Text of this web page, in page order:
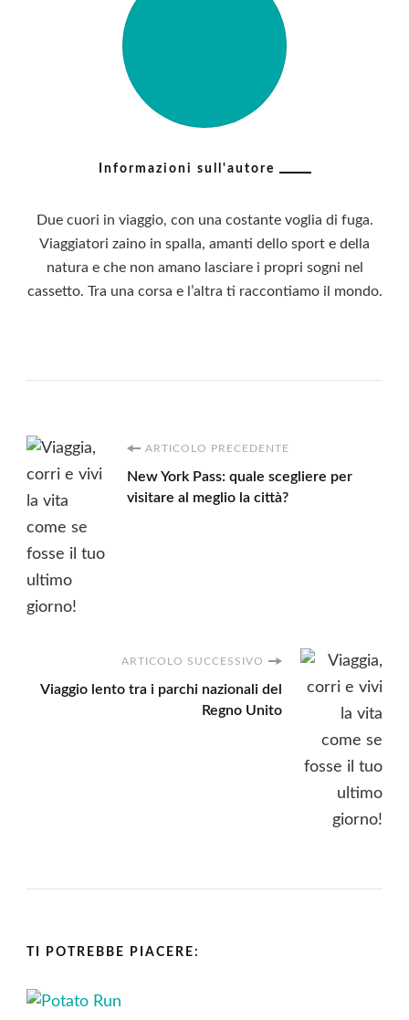
Informazioni sull'autore
Due cuori in viaggio, con una costante voglia di fuga.
Viaggiatori zaino in spalla, amanti dello sport e della
natura e che non amano lasciare i propri sogni nel
cassetto. Tra una corsa e l’altra ti raccontiamo il mondo.
Navigazione
articoli
ARTICOLO PRECEDENTE
New York Pass: quale scegliere per
visitare al meglio la città?
ARTICOLO SUCCESSIVO
Viaggio lento tra i parchi nazionali del
Regno Unito
TI POTREBBE PIACERE: